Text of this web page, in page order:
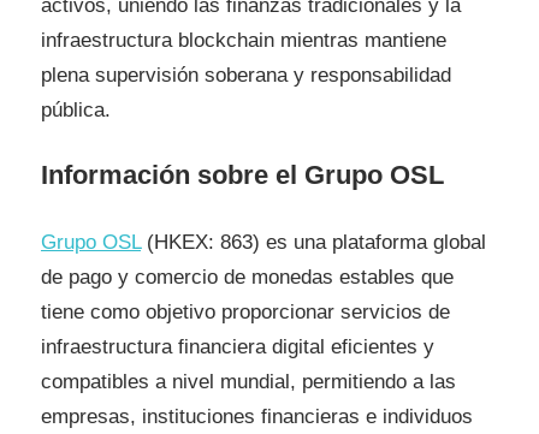
activos, uniendo las finanzas tradicionales y la
infraestructura blockchain mientras mantiene
plena supervisión soberana y responsabilidad
pública.
Información sobre el Grupo OSL
Grupo OSL(HKEX: 863) es una plataforma global
de pago y comercio de monedas estables que
tiene como objetivo proporcionar servicios de
infraestructura financiera digital eficientes y
compatibles a nivel mundial, permitiendo a las
empresas, instituciones financieras e individuos